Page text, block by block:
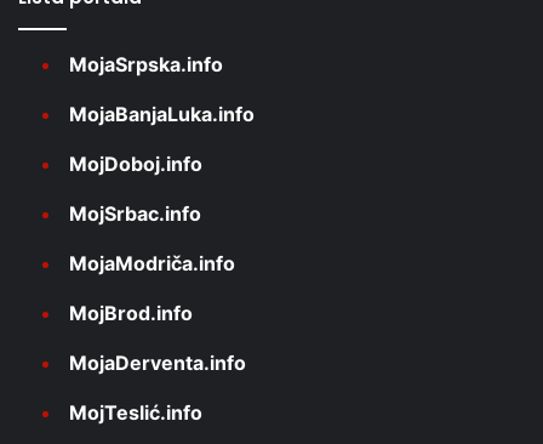
MojaSrpska.info
MojaBanjaLuka.info
MojDoboj.info
MojSrbac.info
MojaModriča.info
MojBrod.info
MojaDerventa.info
MojTeslić.info